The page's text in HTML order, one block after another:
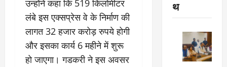
उन्होंने कहा कि 519 किलोमीटर
लंबे इस एक्सप्रेस वे के निर्माण की
लागत 32 हजार करोड़ रुपये होगी
और इसका कार्य 6 महीने में शुरू
हो जाएगा। गडकरी ने इस अवसर
थ